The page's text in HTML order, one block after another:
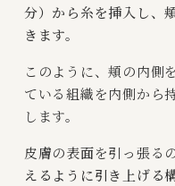
分）から糸を挿入し、
きます。
このように、頬の内側
ている組織を内側から
します。
皮膚の表面を引っ張る
えるように引き上げる